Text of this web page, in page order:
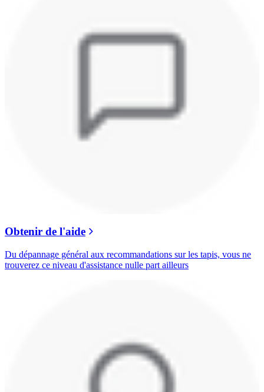
Obtenir de l'aide
Du dépannage général aux recommandations sur les tapis, vous ne
trouverez ce niveau d'assistance nulle part ailleurs